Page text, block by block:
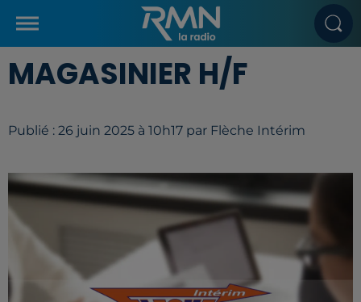
MAGASINIER H/F
Publié : 26 juin 2025 à 10h17 par Flèche Intérim